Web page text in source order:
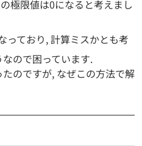
の極限値は0になると考えまし
っており, 計算ミスかとも考
ので困っています.
のですが, なぜこの方法で解